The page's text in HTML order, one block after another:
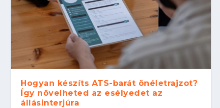
Hogyan készíts ATS-barát önéletrajzot?
Így növelheted az esélyedet az
állásinterjúra